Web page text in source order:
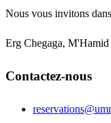
Nous vous invitons
Erg Chegaga,
Contactez-nous